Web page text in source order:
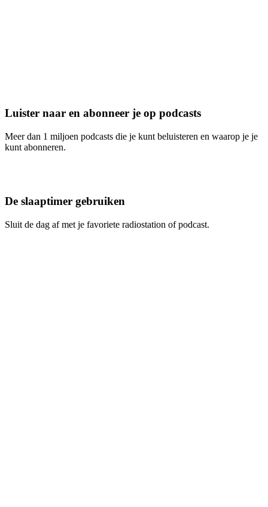
Luister naar en abonneer je op podcasts
Meer dan 1 miljoen podcasts die je kunt beluisteren en waarop je je
kunt abonneren.
De slaaptimer gebruiken
Sluit de dag af met je favoriete radiostation of podcast.